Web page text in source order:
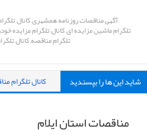
آگهی مناقصات روزنامه همشهری,كانال
تلگرام ماشین مزایده ای,کانال تلگرام مزایده
تلگرام مناقصه,کانال
شاید این ها را بپسندید کانال تلگرام
مناقصات استان ایلام